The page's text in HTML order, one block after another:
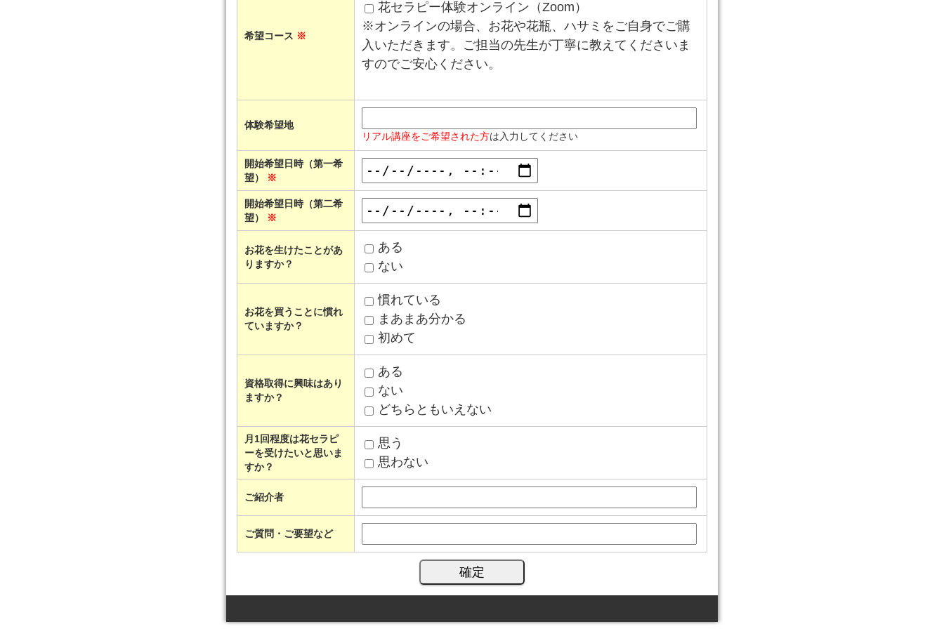
希望コース ※
花セラピー体験オンライン（Zoom）
※オンラインの場合、お花や花瓶、ハサミをご自身でご購
入いただきます。ご担当の先生が丁寧に教えてくださいま
すのでご安心ください。
体験希望地
リアル講座をご希望された方は入力してください
開始希望日時（第一希
望）
※
開始希望日時（第二希
望）
※
お花を生けたことがあ
りますか？
ある
ない
お花を買うことに慣れ
ていますか？
慣れている
まあまあ分かる
初めて
資格取得に興味はあり
ますか？
ある
ない
どちらともいえない
月1回程度は花セラピ
ーを受けたいと思いま
すか？
思う
思わない
ご紹介者
ご質問・ご要望など